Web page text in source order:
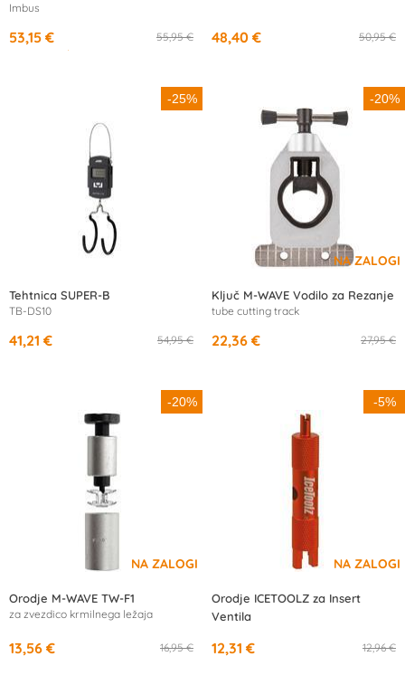
Imbus
55,95 €
53,15 €
/mesec
50,95 €
48,40 €
-25%
Tehtnica SUPER-B
TB-DS10
54,95 €
41,21 €
-20%
Ključ M-WAVE Vodilo za Rezanje
tube cutting track
27,95 €
22,36 €
-20%
Orodje M-WAVE TW-F1
za zvezdico krmilnega ležaja
16,95 €
13,56 €
-5%
Orodje ICETOOLZ za Insert
Ventila
12,96 €
12,31 €